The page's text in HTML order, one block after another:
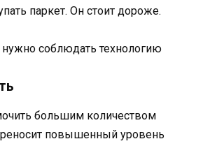
паркет. Он стоит дороже.
соблюдать технологию
большим количеством
повышенный уровень